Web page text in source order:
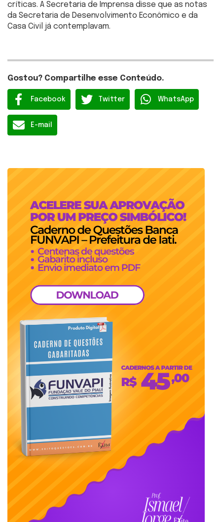
críticas. A Secretaria de Imprensa disse que as notas
da Secretaria de Desenvolvimento Econômico e da
Casa Civil já contemplavam.
Gostou? Compartilhe esse Conteúdo.
Facebook Twitter WhatsApp
E-mail